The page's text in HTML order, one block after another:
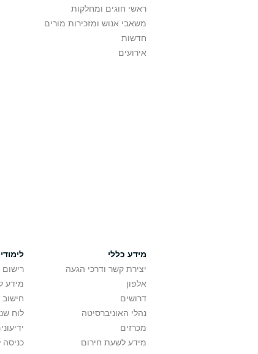
ראשי חוגים ומחלקות
משאבי אנוש ומזכירות מורים
חדשות
אירועים
מידע כללי
יצירת קשר ודרכי הגעה
אלפון
דרושים
נהלי האוניברסיטה
מכרזים
מידע לשעת חירום
רישום
מידע
חישוב
לוח
כניסה